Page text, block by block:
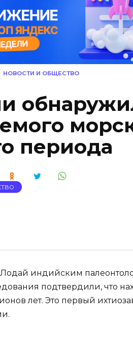
НОВОСТИ И ОБЩЕСТВО
периода
индийским
подтвердили, что
лет. Это первый